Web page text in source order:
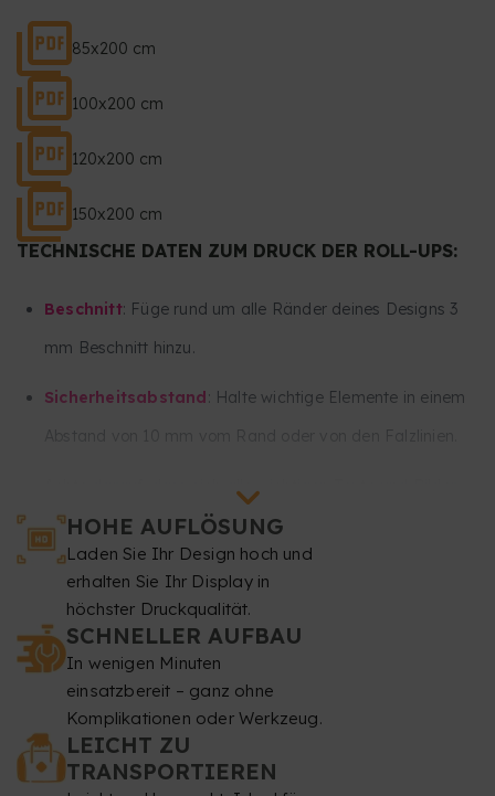
85x200 cm
100x200 cm
120x200 cm
150x200 cm
TECHNISCHE DATEN ZUM DRUCK DER ROLL-UPS:
Beschnitt: Füge rund um alle Ränder deines Designs 3
mm Beschnitt hinzu.
Sicherheitsabstand : Halte wichtige Elemente in einem
mindestens 30 mm vom unteren und 30 mm vom oberen
Rand deines Designs entfernt befinden. Dieser Bereich
wird größtenteils im Roll-up-System aufgerollt und ist
nicht sichtbar.
Auflösung: mindestens 150 dpi.
Farbmodus: CMYK.
Dateiformat : PDF im Maßstab 1:1 (ohne Passwort).
HOHE AUFLÖSUNG
Laden Sie Ihr Design hoch und
erhalten Sie Ihr Display in
höchster Druckqualität.
SCHNELLER AUFBAU
In wenigen Minuten
einsatzbereit – ganz ohne
Komplikationen oder Werkzeug.
LEICHT ZU
TRANSPORTIEREN